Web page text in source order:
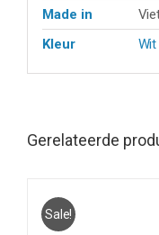
Made in
Kleur
Wit
Gerelateerde
Sale!